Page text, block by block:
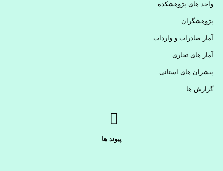
واحد های پژوهشکده
پژوهشگران
آمار صادرات و واردات
آمار های تجاری
پیشران های استانی
گزارش ها
پیوند ها